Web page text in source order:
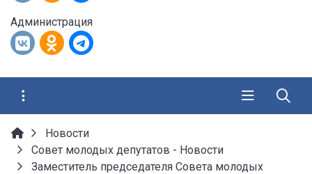
Администрация
Новости
Совет молодых депутатов - Новости
Заместитель председателя Совета молодых